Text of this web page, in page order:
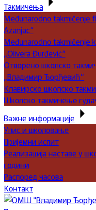
Такмичења
Međunarodno takmičenje
Azanjac“
Međunarodno takmičenje
„Olivera Đurđević“
Отворено школско
„Владимир Ђорђевић“
Клавирско школско
Школско такмичење
Важне информације
Упис и школовање
Пријемни испит
Реализација наставе у
години
Распоред часова
Контакт